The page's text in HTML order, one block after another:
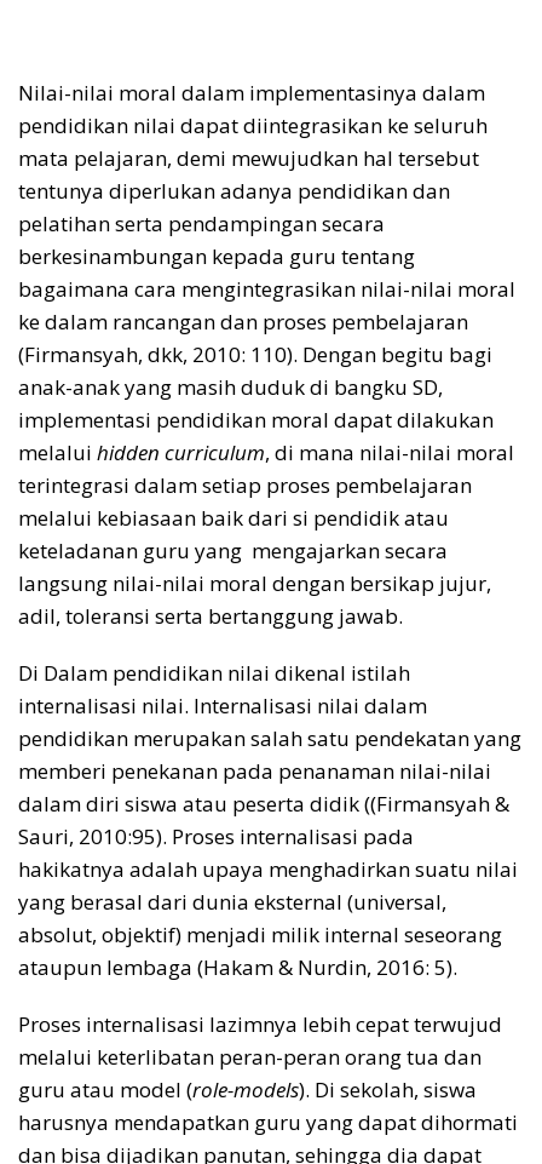
Nilai-nilai moral dalam implementasinya dalam
pendidikan nilai dapat diintegrasikan ke seluruh
mata pelajaran, demi mewujudkan hal tersebut
tentunya diperlukan adanya pendidikan dan
pelatihan serta pendampingan secara
berkesinambungan kepada guru tentang
bagaimana cara mengintegrasikan nilai-nilai moral
ke dalam rancangan dan proses pembelajaran
(Firmansyah, dkk, 2010: 110). Dengan begitu bagi
anak-anak yang masih duduk di bangku SD,
implementasi pendidikan moral dapat dilakukan
melalui hidden curriculum, di mana nilai-nilai moral
terintegrasi dalam setiap proses pembelajaran
melalui kebiasaan baik dari si pendidik atau
keteladanan guru yang mengajarkan secara
langsung nilai-nilai moral dengan bersikap jujur,
adil, toleransi serta bertanggung jawab.
Di Dalam pendidikan nilai dikenal istilah
internalisasi nilai. Internalisasi nilai dalam
pendidikan merupakan salah satu pendekatan yang
memberi penekanan pada penanaman nilai-nilai
dalam diri siswa atau peserta didik ((Firmansyah &
Sauri, 2010:95). Proses internalisasi pada
hakikatnya adalah upaya menghadirkan suatu nilai
yang berasal dari dunia eksternal (universal,
absolut, objektif) menjadi milik internal seseorang
ataupun lembaga (Hakam & Nurdin, 2016: 5).
Proses internalisasi lazimnya lebih cepat terwujud
melalui keterlibatan peran-peran orang tua dan
guru atau model (role-models). Di sekolah, siswa
harusnya mendapatkan guru yang dapat dihormati
dan bisa dijadikan panutan, sehingga dia dapat